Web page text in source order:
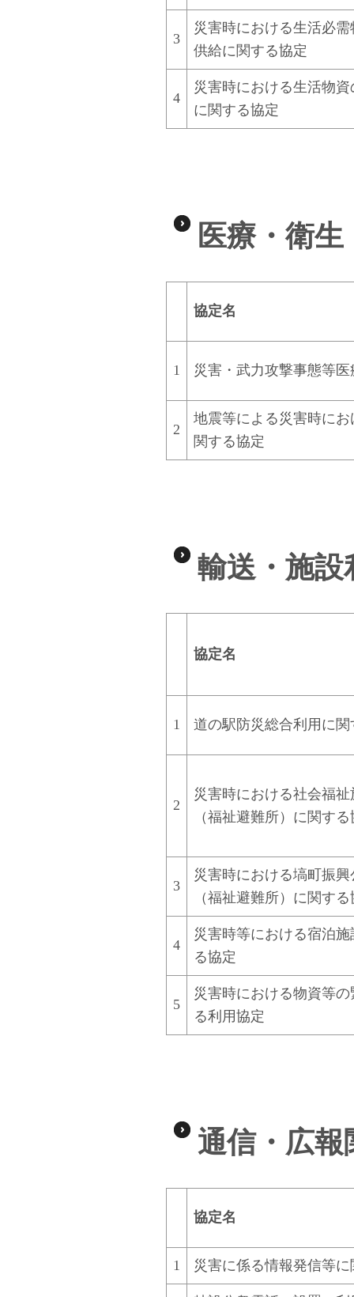
3
災害時における生活必
供給に関する協定
4
災害時における生活物
に関する協定
医療・衛生
協定名
1 災害・武力攻撃事態等
2
地震等による災害時に
関する協定
輸送・施設
協定名
1 道の駅防災総合利用に
2
災害時における社会福
（福祉避難所）に関す
3
災害時における塙町振
（福祉避難所）に関す
4
災害時等における宿泊
る協定
5
災害時における物資等
る利用協定
通信・広報
協定名
1 災害に係る情報発信等